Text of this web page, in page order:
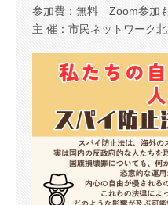
参加費：無料 Zoom参加
主 催：市民ネットワーク